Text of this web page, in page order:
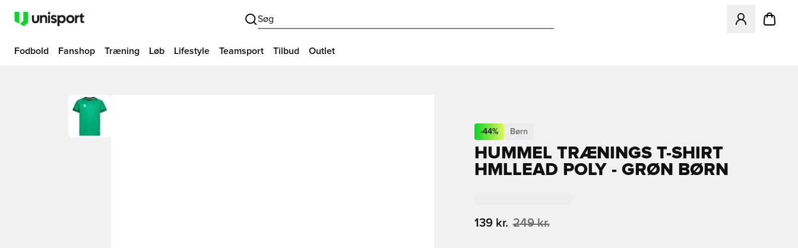
Søg
Åbner en
Fodbold Fanshop Træning Løb Lifestyle Teamsport Tilbud Outlet
-44% Børn
HUMMEL TRÆNINGS T-SHIRT
HMLLEAD POLY - GRØN BØRN
139 kr. 249 kr.